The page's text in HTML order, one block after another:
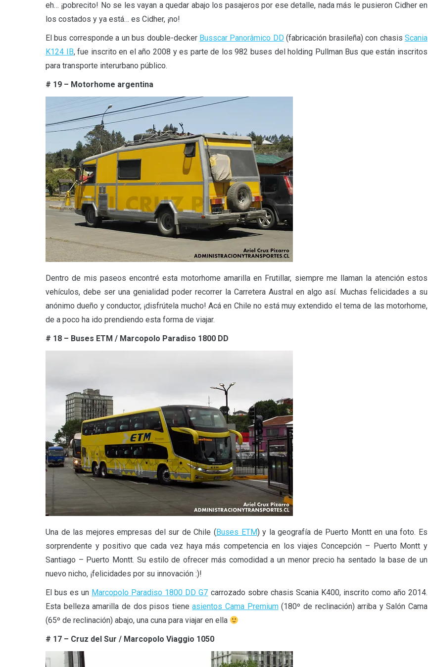
eh… ¡pobrecito! No se les vayan a quedar abajo los pasajeros por ese detalle, nada más le pusieron Cidher en
los costados y ya está… es Cidher, ¡no!
El bus corresponde a un bus double-decker Busscar Panorâmico DD (fabricación brasileña) con chasisScania
K124 IB, fue inscrito en el año 2008 y es parte de los 982 buses del holding Pullman Bus que están inscritos
para transporte interurbano público.
# 19 – Motorhome argentina
Dentro de mis paseos encontré esta motorhome amarilla en Frutillar, siempre me llaman la atención estos
vehículos, debe ser una genialidad poder recorrer la Carretera Austral en algo así. Muchas felicidades a su
anónimo dueño y conductor, ¡disfrútela mucho! Acá en Chile no está muy extendido el tema de las motorhome,
de a poco ha ido prendiendo esta forma de viajar.
# 18 – Buses ETM / Marcopolo Paradiso 1800 DD
Una de las mejores empresas del sur de Chile (Buses ETM) y la geografía de Puerto Montt en una foto. Es
sorprendente y positivo que cada vez haya más competencia en los viajes Concepción – Puerto Montt y
Santiago – Puerto Montt. Su estilo de ofrecer más comodidad a un menor precio ha sentado la base de un
nuevo nicho, ¡felicidades por su innovación :)!
El bus es un Marcopolo Paradiso 1800 DD G7 carrozado sobre chasis Scania K400, inscrito como año 2014.
Esta belleza amarilla de dos pisos tieneasientos Cama Premium(180º de reclinación) arriba y Salón Cama
(65º de reclinación) abajo, una cuna para viajar en ella
# 17 – Cruz del Sur / Marcopolo Viaggio 1050